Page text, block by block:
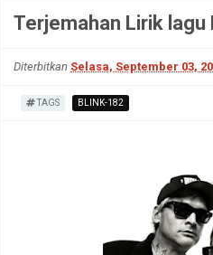
Terjemahan Lirik
Diterbitkan Selasa, September 03,
TAGS BLINK-182